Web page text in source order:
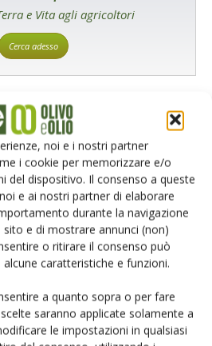
noi e i nostri partner
i cookie per memorizzare e/o
del dispositivo. Il consenso a queste
e ai nostri partner di elaborare
durante la navigazione
e di mostrare annunci (non)
o ritirare il consenso può
caratteristiche e funzioni.
a quanto sopra o per fare
saranno applicate solamente a
le impostazioni in qualsiasi
e Vita agli agricoltori
Cerca adesso
sul mondo
newsletter